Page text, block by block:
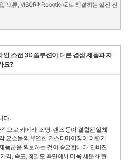
오류, VISOR® Robotic+Z로 해결하는 실전 전
인 스캔 3D 솔루션이 다른 경쟁 제품과 차
요?
다.
으로 카메라, 조명, 렌즈 등이 결합된 일체
요소들의 유연한 커스터마이징이 어렵기
품군을 확보하는 것이 중요합니다. 앤비젼
격, 속도, 정밀도 측면에서 더욱 세분화 된